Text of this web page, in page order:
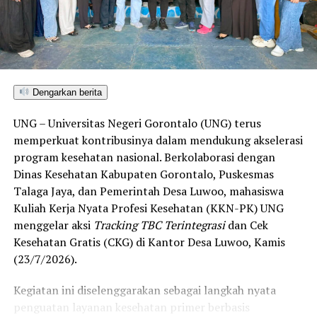
ditetapkan dan mengantarkan Kota Gorontalo menjadi
satu-satunya daerah di wilayah tersebut yang
menembus kategori “Unggul”. Sementara kabupaten lain
di Gorontalo masih berada pada kategori “Berkembang”
tertinggi di kawasan SulutGo sebagaimana dipaparkan
dalam Rakorwil TPAKD,” ungkap Wawali Indra Gobel
usai kegiatan.
Indra menambahkan, skor IKAD ini membuktikan bahwa
tingkat keterjangkauan, pemanfaatan, serta inklusivitas
layanan keuangan bagi masyarakat di Kota Gorontalo
berada di posisi terdepan.
menjadi indikator kuat atas keberhasilan pemerintah
daerah dalam mendorong masyarakat agar makin
Dengarkan berita
UNG – Universitas Negeri Gorontalo (UNG) terus
memperkuat kontribusinya dalam mendukung akselerasi
program kesehatan nasional. Berkolaborasi dengan
Dinas Kesehatan Kabupaten Gorontalo, Puskesmas
Talaga Jaya, dan Pemerintah Desa Luwoo, mahasiswa
Kuliah Kerja Nyata Profesi Kesehatan (KKN-PK) UNG
menggelar aksi Tracking TBC Terintegrasidan Cek
Kesehatan Gratis (CKG) di Kantor Desa Luwoo, Kamis
(23/7/2026).
Kegiatan ini diselenggarakan sebagai langkah nyata
penguatan layanan kesehatan primer berbasis